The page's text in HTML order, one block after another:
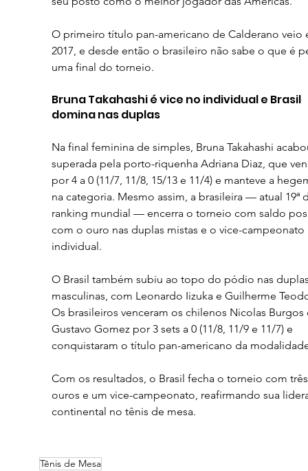
O primeiro título pan-americano de Calderano veio
2017, e desde então o brasileiro não sabe o que é
uma final do torneio.
Bruna Takahashi é vice no individual e Brasil
domina nas duplas
Na final feminina de simples, Bruna Takahashi
superada pela porto-riquenha Adriana Diaz, que
por 4 a 0 (11/7, 11/8, 15/13 e 11/4) e manteve a
na categoria. Mesmo assim, a brasileira — atual 19ª
ranking mundial — encerra o torneio com saldo
com o ouro nas duplas mistas e o vice-campeonato
individual.
O Brasil também subiu ao topo do pódio nas
masculinas, com Leonardo Iizuka e Guilherme
Os brasileiros venceram os chilenos Nicolas Burgos
Gustavo Gomez por 3 sets a 0 (11/8, 11/9 e 11/7) e
conquistaram o título pan-americano da
Com os resultados, o Brasil fecha o torneio com
ouros e um vice-campeonato, reafirmando sua
continental no tênis de mesa.
Tênis de Mesa